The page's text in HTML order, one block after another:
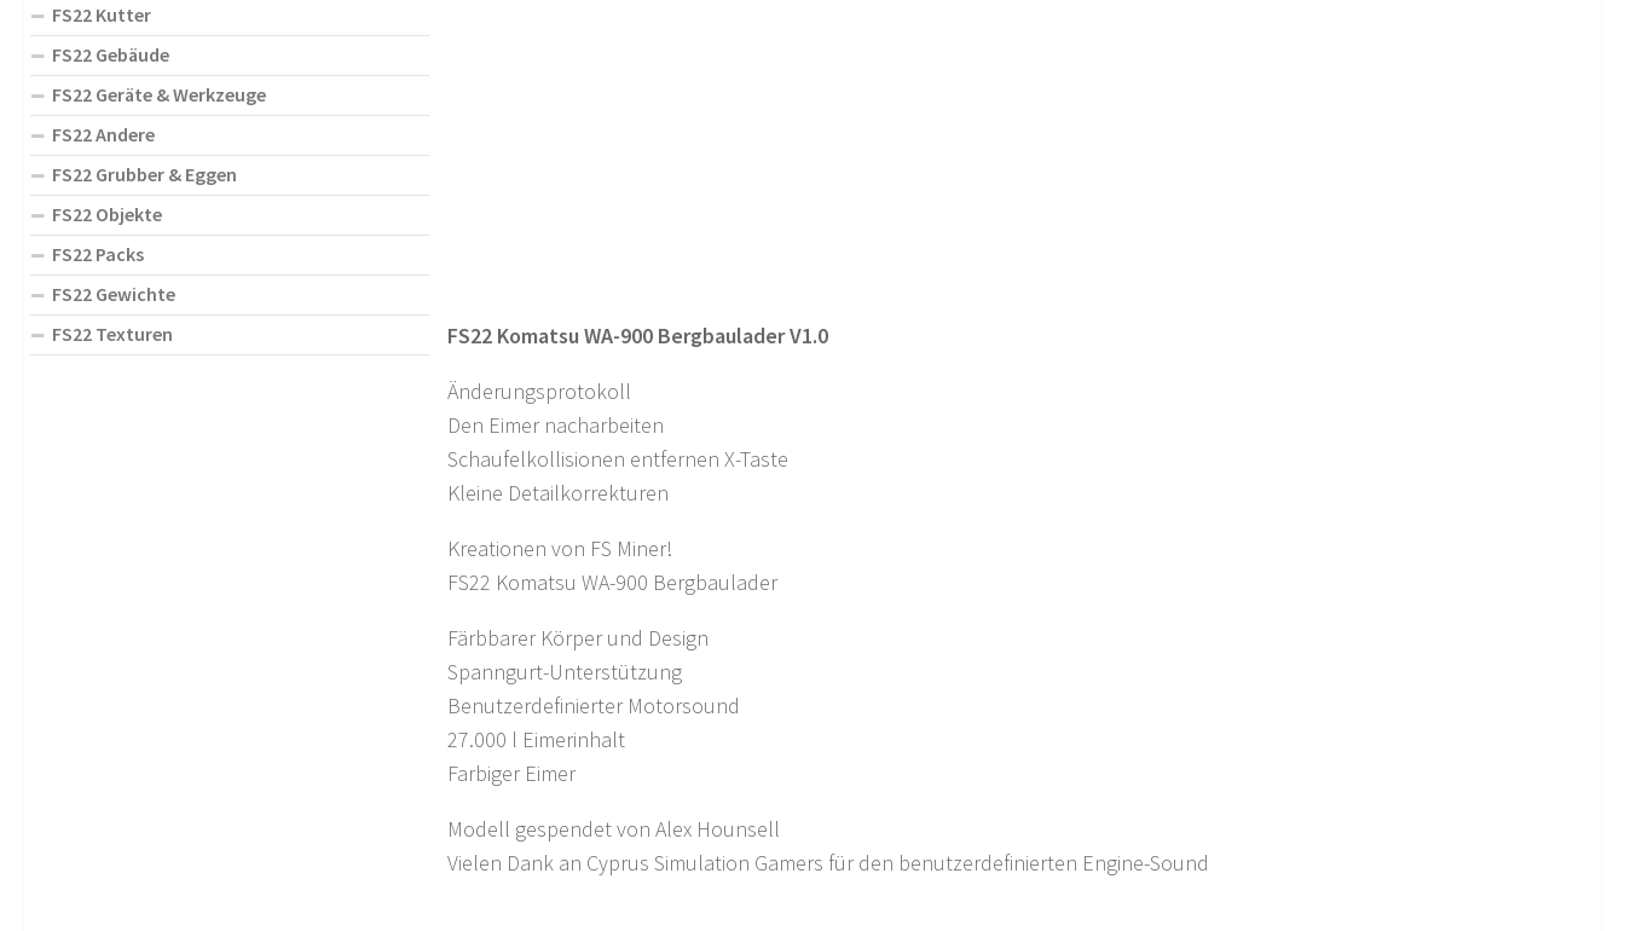
FS22 Komatsu WA-900 Bergbaulader V1.0
Änderungsprotokoll
Den Eimer nacharbeiten
Schaufelkollisionen entfernen X-Taste
Kleine Detailkorrekturen
Kreationen von FS Miner!
FS22 Komatsu WA-900 Bergbaulader
Färbbarer Körper und Design
Spanngurt-Unterstützung
Benutzerdefinierter Motorsound
27.000 l Eimerinhalt
Farbiger Eimer
Modell gespendet von Alex Hounsell
Vielen Dank an Cyprus Simulation Gamers für den benutzerdefinierten Engine-Sound
FS22 Kutter
FS22 Gebäude
FS22 Geräte & Werkzeuge
FS22 Andere
FS22 Grubber & Eggen
FS22 Objekte
FS22 Packs
FS22 Gewichte
FS22 Texturen